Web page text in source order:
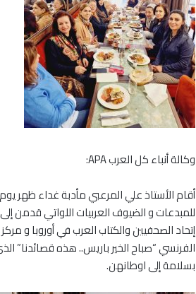
وكالة أنباء كل العرب APA:
للمبدعات و الضيوف العربيات اللواتي قدمن
إتحاد الصحفيين والكتاب العرب في أوروبا و
الفرنسي “صباح الخير باريس.. هذه قصائدنا”
بسلامة إلى اوطانهن.